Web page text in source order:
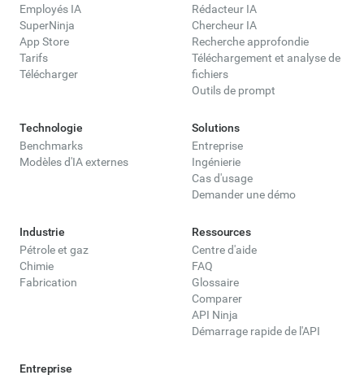
Employés IA
SuperNinja
App Store
Tarifs
Télécharger
Rédacteur IA
Chercheur IA
Recherche approfondie
Téléchargement et analyse de
fichiers
Outils de prompt
Technologie
Benchmarks
Modèles d'IA externes
Solutions
Entreprise
Ingénierie
Cas d'usage
Demander une démo
Industrie
Pétrole et gaz
Chimie
Fabrication
Ressources
Centre d'aide
FAQ
Glossaire
Comparer
API Ninja
Démarrage rapide de l'API
Entreprise